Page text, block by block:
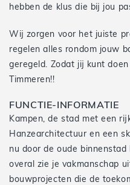
hebben de klus die bij jou
Wij zorgen voor het juiste
regelen alles rondom jouw
geregeld. Zodat jij kunt
Timmeren!!
FUNCTIE-INFORMATIE
Kampen, de stad met een
Hanzearchitectuur en een
nu door de oude
overal zie je vakmanschap
bouwprojecten die de